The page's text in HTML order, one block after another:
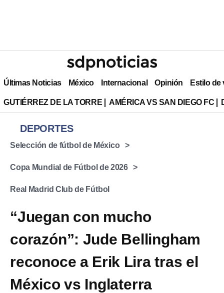
Últimas Noticias México Internacional Opinión Estilo de
GUTIÉRREZ DE LA TORRE AMÉRICA VS SAN DIEGO FC
DEPORTES
Selección de fútbol de México
Copa Mundial de Fútbol de 2026
Real Madrid Club de Fútbol
“Juegan con mucho
corazón”: Jude Bellingham
reconoce a Erik Lira tras el
México vs Inglaterra